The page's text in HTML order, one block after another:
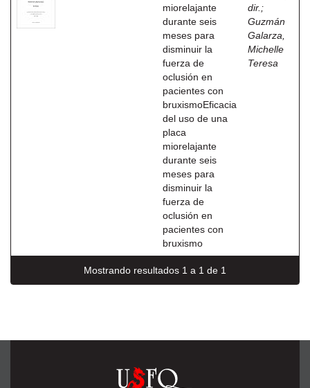
miorelajante
durante seis
meses para
disminuir la
fuerza de
oclusión en
pacientes con
bruxismoEficacia
del uso de una
placa
miorelajante
durante seis
meses para
disminuir la
fuerza de
oclusión en
pacientes con
bruxismo
dir. ;
Guzmán
Galarza,
Michelle
Teresa
Mostrando resultados 1 a 1 de 1